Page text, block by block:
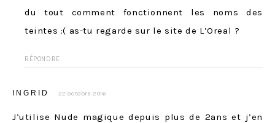
du tout comment fonctionnent les noms des
teintes :( as-tu regarde sur le site de L’Oreal ?
RÉPONDRE
INGRID 22 octobre 2016
J’utilise Nude magique depuis plus de 2ans et j’en